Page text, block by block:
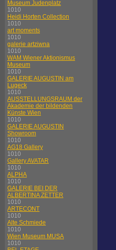
Museum Judenplatz
1010
Heidi Horten Collection
1010
art moments
1010
galerie artziwna
1010
WAM Wiener Aktionismus
Museum
1010
GALERIE AUGUSTIN am
Lugeck
1010
AUSSTELLUNGSRAUM der
Akademie der bildenden
Künste Wien
1010
GALERIE AUGUSTIN
Showroom
1010
AG18 Gallery
1010
Gallery AVATAR
1010
ALPHA
1010
GALERIE BEI DER
ALBERTINA ZETTER
1010
ARTECONT
1010
Alte Schmiede
1010
Wien Museum MUSA
1010